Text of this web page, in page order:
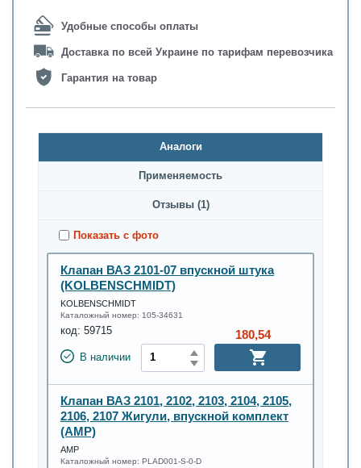
Удобные способы оплаты
Доставка по всей Украине по тарифам перевозчика
Гарантия на товар
Аналоги
Применяемость
Oтзывы (1)
Показать с фото
Клапан ВАЗ 2101-07 впускной штука
(KOLBENSCHMIDT)
KOLBENSCHMIDT
Каталожный номер: 105-34631
код: 59715
В наличии
180,54
Клапан ВАЗ 2101, 2102, 2103, 2104, 2105,
2106, 2107 Жигули, впускной комплект
(AMP)
AMP
Каталожный номер: PLAD001-S-0-D